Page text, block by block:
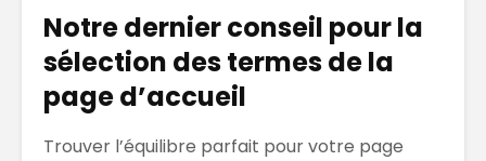
Notre dernier conseil pour la
sélection des termes de la
page d’accueil
Trouver l’équilibre parfait pour votre page